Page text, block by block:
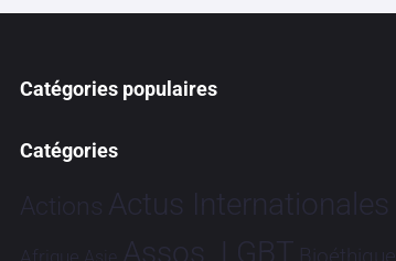
Catégories populaires
Catégories
Actions Actus Internationales
Afrique Assos. LGBT